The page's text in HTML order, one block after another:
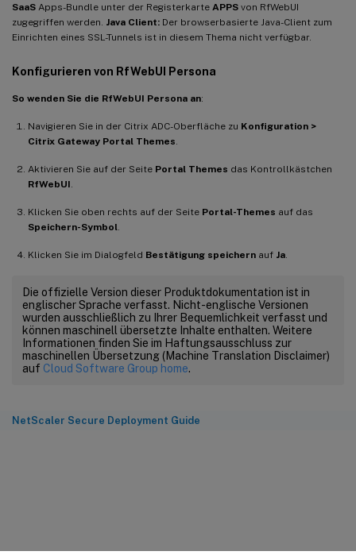
SaaS Apps-Bundle unter der Registerkarte APPS von RfWebUI
zugegriffen werden. Java Client: Der browserbasierte Java-Client zum
Einrichten eines SSL-Tunnels ist in diesem Thema nicht verfügbar.
Konfigurieren von RfWebUI Persona
So wenden Sie die RfWebUI Persona an:
Navigieren Sie in der Citrix ADC-Oberfläche zu Konfiguration >
Citrix Gateway Portal Themes
Aktivieren Sie auf der Seite Portal Themes das Kontrollkästchen
RfWebUI
Klicken Sie oben rechts auf der Seite Portal-Themes auf das
Speichern-Symbol
Klicken Sie im Dialogfeld Bestätigung speichern auf Ja
Die offizielle Version dieser Produktdokumentation ist in
englischer Sprache verfasst. Nicht-englische Versionen
wurden ausschließlich zu Ihrer Bequemlichkeit verfasst und
können maschinell übersetzte Inhalte enthalten. Weitere
Informationen finden Sie im Haftungsausschluss zur
maschinellen Übersetzung (Machine Translation Disclaimer)
auf Cloud Software Group home.
NetScaler Secure Deployment Guide